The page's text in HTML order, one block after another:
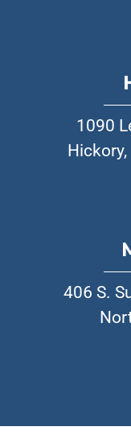
1090
406 S.